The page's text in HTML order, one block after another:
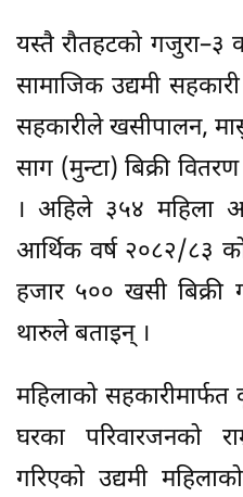
यस्तै रौतहटको गजुरा–३
सामाजिक उद्यमी
सहकारीले खसीपालन,
साग (मुन्टा) बिक्री
। अहिले ३५४ महिला
आर्थिक वर्ष २०८२/८३
हजार ५०० खसी बिक्री
थारुले बताइन् ।
महिलाको सहकारीमार्फत
घरका परिवारजनको
गरिएको उद्यमी